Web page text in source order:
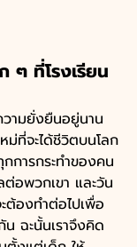
ๆ ที่โรงเรียน
ม่ที่จะได้ชีวิตบนโลก
การกระทำของคน
อพวกเขา และวัน
ต้องทำต่อไปเพื่อ
ฉะนั้นเราจึงคิด